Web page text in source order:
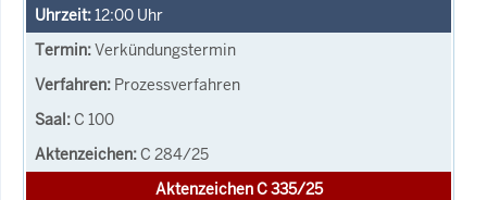
12:00 Uhr
Verkündungstermin
Prozessverfahren
C 100
C 284/25
Aktenzeichen C 335/25